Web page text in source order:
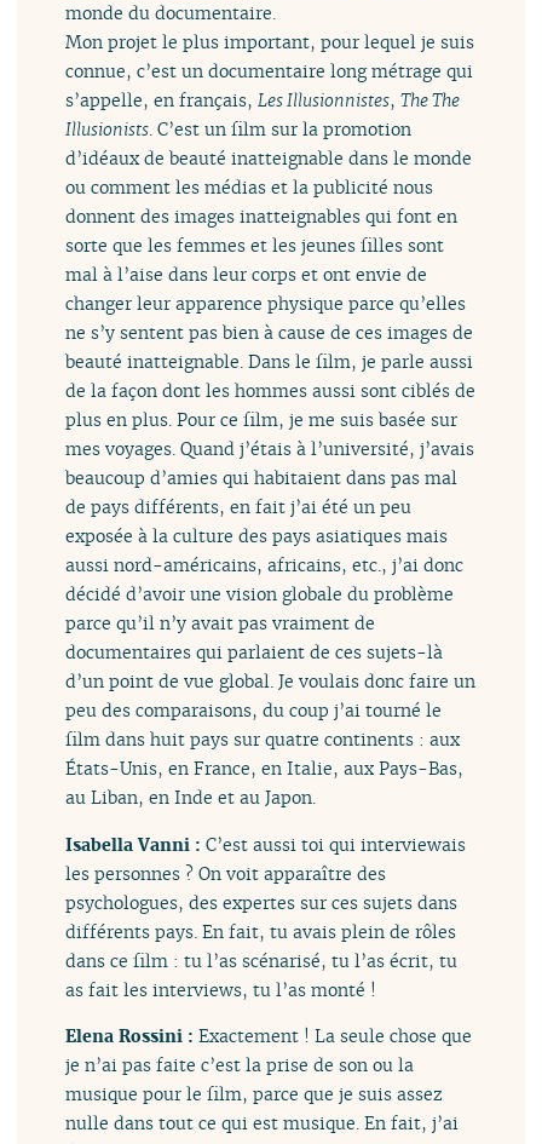
monde du documentaire.
Mon projet le plus important, pour lequel je suis
connue, c’est un documentaire long métrage qui
s’appelle, en français,Les Illusionnistes,The The
Illusionists. C’est un film sur la promotion
d’idéaux de beauté inatteignable dans le monde
ou comment les médias et la publicité nous
donnent des images inatteignables qui font en
sorte que les femmes et les jeunes filles sont
mal à l’aise dans leur corps et ont envie de
changer leur apparence physique parce qu’elles
ne s’y sentent pas bien à cause de ces images de
beauté inatteignable. Dans le film, je parle aussi
de la façon dont les hommes aussi sont ciblés de
plus en plus. Pour ce film, je me suis basée sur
mes voyages. Quand j’étais à l’université, j’avais
beaucoup d’amies qui habitaient dans pas mal
de pays différents, en fait j’ai été un peu
exposée à la culture des pays asiatiques mais
aussi nord-américains, africains, etc., j’ai donc
décidé d’avoir une vision globale du problème
parce qu’il n’y avait pas vraiment de
documentaires qui parlaient de ces sujets-là
d’un point de vue global. Je voulais donc faire un
peu des comparaisons, du coup j’ai tourné le
film dans huit pays sur quatre continents : aux
États-Unis, en France, en Italie, aux Pays-Bas,
au Liban, en Inde et au Japon.
Isabella Vanni :C’est aussi toi qui interviewais
les personnes ? On voit apparaître des
psychologues, des expertes sur ces sujets dans
différents pays. En fait, tu avais plein de rôles
dans ce film : tu l’as scénarisé, tu l’as écrit, tu
as fait les interviews, tu l’as monté !
Elena Rossini :Exactement ! La seule chose que
je n’ai pas faite c’est la prise de son ou la
musique pour le film, parce que je suis assez
nulle dans tout ce qui est musique. En fait, j’ai